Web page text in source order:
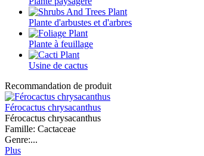
Plante d'arbustes et d'arbres
Plante à feuillage
Usine de cactus
Recommandation de produit
Férocactus chrysacanthus
Férocactus chrysacanthus
Famille: Cactaceae
Genre:...
Plus